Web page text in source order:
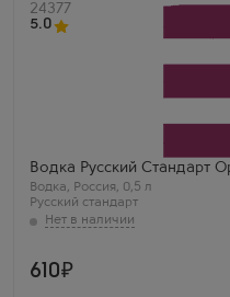
Артикул
24377
5.0
Водка Русский Стандарт
Водка, Россия, 0,5 л
Русский стандарт
Вован М.
Стандарт Оригинал 0.5
лишнего, только
610